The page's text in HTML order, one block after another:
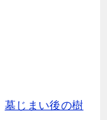
墓じまい後の樹